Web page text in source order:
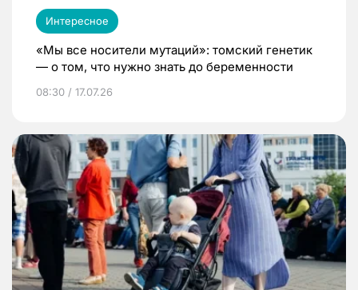
Интересное
«Мы все носители мутаций»: томский генетик
— о том, что нужно знать до беременности
08:30 / 17.07.26